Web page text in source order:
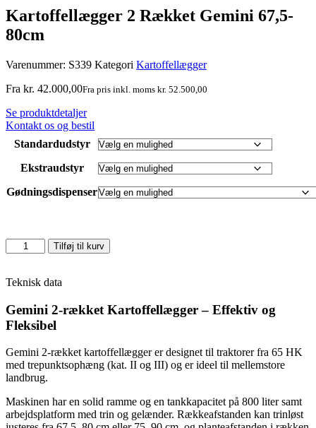
Kartoffellægger 2 Rækket Gemini 67,5-
80cm
Varenummer: S339 Kategori Kartoffellægger
Fra kr. 42.000,00Fra pris inkl. moms kr. 52.500,00
Se produktdetaljer
Kontakt os og bestil
Standardudstyr
Ekstraudstyr
Gødningsdispenser
Kartoffellægger
2
Gemini
80cm
antal
Tilføj til kurv
Teknisk data
Gemini 2-rækket Kartoffellægger – Effektiv og
Fleksibel
Gemini 2-rækket kartoffellægger er designet til traktorer fra 65 HK
med trepunktsophæng (kat. II og III) og er ideel til mellemstore
landbrug.
Maskinen har en solid ramme og en tankkapacitet på 800 liter samt
arbejdsplatform med trin og gelænder. Rækkeafstanden kan trinløst